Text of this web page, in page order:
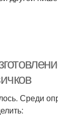
Среди